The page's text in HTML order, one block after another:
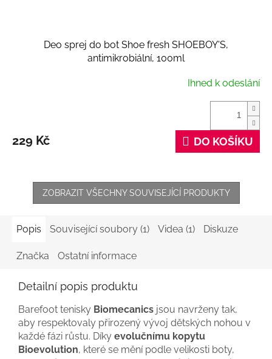
Deo sprej do bot Shoe fresh SHOEBOY'S,
antimikrobiální, 100ml
Ihned k odeslání
229 Kč DO KOŠÍKU
ZOBRAZIT VŠECHNY SOUVISEJÍCÍ PRODUKTY
Popis Související soubory (1) Videa (1) Diskuze
Značka Ostatní informace
Detailní popis produktu
Barefoot tenisky Biomecanics jsou navrženy tak,
aby respektovaly přirozený vývoj dětských nohou v
každé fázi růstu. Díky evolučnímu kopytu
Bioevolution, které se mění podle velikosti boty,